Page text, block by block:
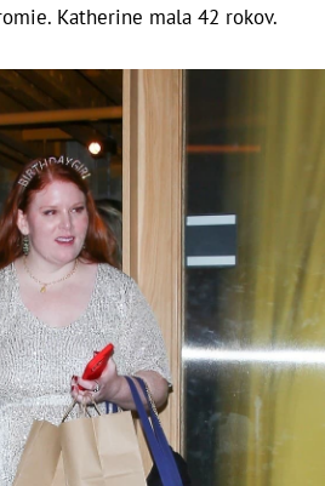
Katherine mala 42 rokov.